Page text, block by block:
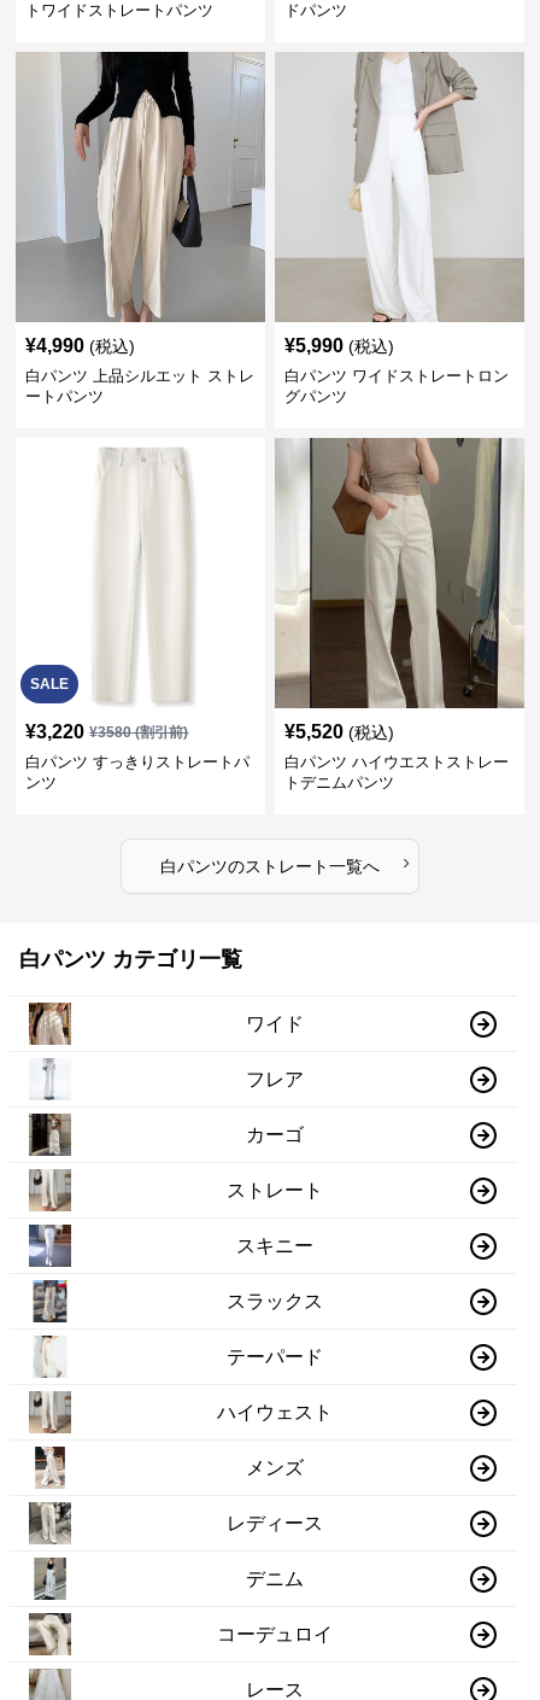
トワイドストレートパンツ
ドパンツ
¥4,990 (税込)
白パンツ 上品シルエット ストレ
ートパンツ
¥5,990 (税込)
白パンツ ワイドストレートロン
グパンツ
SALE
¥3,220 ¥3580(割引前)
白パンツ すっきりストレートパ
ンツ
¥5,520 (税込)
白パンツ ハイウエストストレー
トデニムパンツ
白パンツのストレート一覧へ ›
白パンツ カテゴリ一覧
ワイド
フレア
カーゴ
ストレート
スキニー
スラックス
テーパード
ハイウェスト
メンズ
レディース
デニム
コーデュロイ
レース